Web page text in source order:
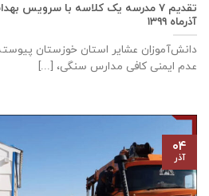
آذر‌ماه ۱۳۹۹
دانش‌آموزان عشایر استان خوزستان
عدم ایمنی کافی مدارس سنگی، [...]
۰۴
آذر